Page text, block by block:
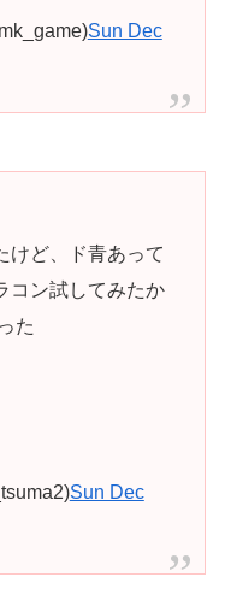
Sun Dec
けど、ド青あって
コン試してみたか
た
Sun Dec